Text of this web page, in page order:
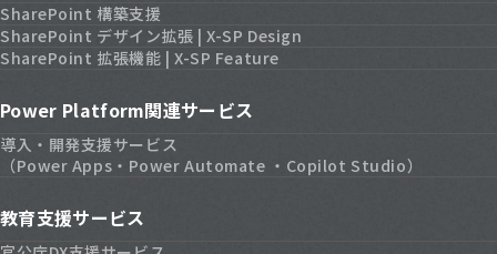
SharePoint 構築支援
SharePoint デザイン拡張 | X-SP Design
SharePoint 拡張機能 | X-SP Feature
Power Platform関連サービス
導入・開発支援サービス
（Power Apps・Power Automate ・Copilot Studio）
教育支援サービス